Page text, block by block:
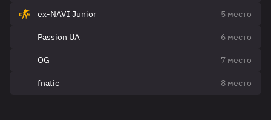
ex-NAVI Junior 5 место
Passion UA 6 место
OG 7 место
fnatic 8 место